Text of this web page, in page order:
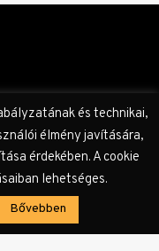
és technikai,
élmény javítására,
érdekében. A cookie
lehetséges.
Bővebben